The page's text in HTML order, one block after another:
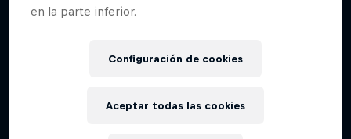
en la parte inferior.
Configuración de cookies
Aceptar todas las cookies